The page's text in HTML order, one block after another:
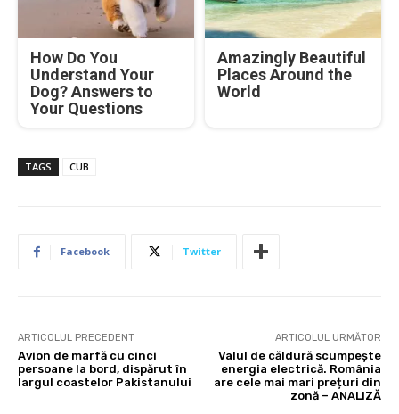
How Do You
Understand Your
Dog? Answers to
Your Questions
Amazingly Beautiful
Places Around the
World
TAGS CUB
Facebook Twitter
ARTICOLUL PRECEDENT
Avion de marfă cu cinci
persoane la bord, dispărut în
largul coastelor Pakistanului
ARTICOLUL URMĂTOR
Valul de căldură scumpește
energia electrică. România
are cele mai mari prețuri din
zonă – ANALIZĂ